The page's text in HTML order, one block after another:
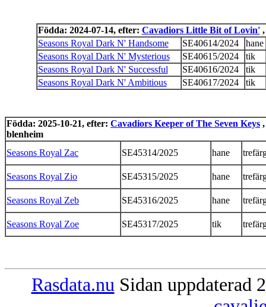
Födda: 2024-07-14, efter: Cavadiors Little Bit of Lovin',
Seasons Royal Dark N' Handsome
SE40614/2024
hane
Seasons Royal Dark N' Mysterious
SE40615/2024
tik
Seasons Royal Dark N' Successful
SE40616/2024
tik
Seasons Royal Dark N' Ambitious
SE40617/2024 tik
Födda: 2025-10-21, efter: Cavadiors Keeper of The Seven Keys ,
blenheim
Seasons Royal Zac
SE45314/2025 hane
Seasons Royal Zio SE45315/2025 hane
Seasons Royal Zeb SE45316/2025 hane
Seasons Royal Zoe SE45317/2025 tik
Rasdata.nu Sidan uppdaterad